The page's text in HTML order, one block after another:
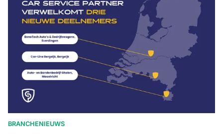
BRANCHENIEUWS